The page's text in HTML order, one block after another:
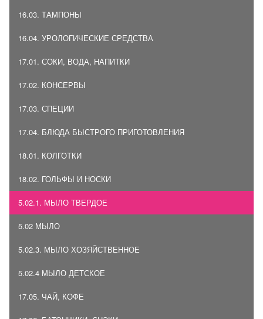
16.03. ТАМПОНЫ
16.04. УРОЛОГИЧЕСКИЕ СРЕДСТВА
17.01. СОКИ, ВОДА, НАПИТКИ
17.02. КОНСЕРВЫ
17.03. СПЕЦИИ
17.04. БЛЮДА БЫСТРОГО ПРИГОТОВЛЕНИЯ
18.01. КОЛГОТКИ
18.02. ГОЛЬФЫ И НОСКИ
5.02.1. МЫЛО ТВЕРДОЕ
5.02 МЫЛО
5.02.3. МЫЛО ХОЗЯЙСТВЕННОЕ
5.02.4 МЫЛО ДЕТСКОЕ
17.05. ЧАЙ, КОФЕ